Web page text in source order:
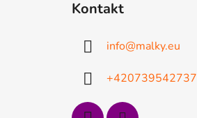
Kontakt
info@malky.eu
+420739542737